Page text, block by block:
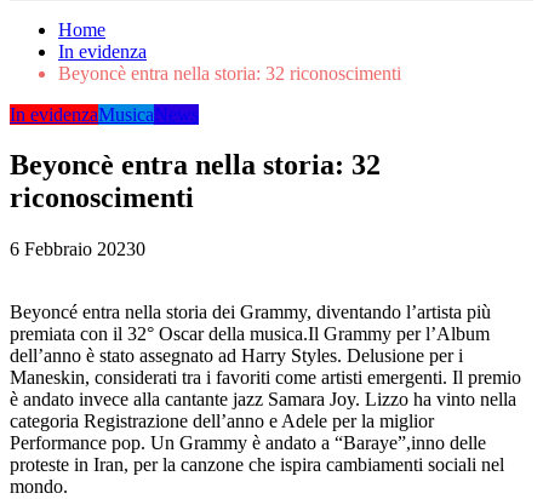
Home
In evidenza
Beyoncè entra nella storia: 32 riconoscimenti
In evidenzaMusicaNews
Beyoncè entra nella storia: 32
riconoscimenti
6 Febbraio 20230
Beyoncé entra nella storia dei Grammy, diventando l’artista più
premiata con il 32° Oscar della musica.Il Grammy per l’Album
dell’anno è stato assegnato ad Harry Styles. Delusione per i
Maneskin, considerati tra i favoriti come artisti emergenti. Il premio
è andato invece alla cantante jazz Samara Joy. Lizzo ha vinto nella
categoria Registrazione dell’anno e Adele per la miglior
Performance pop. Un Grammy è andato a “Baraye”,inno delle
proteste in Iran, per la canzone che ispira cambiamenti sociali nel
mondo.